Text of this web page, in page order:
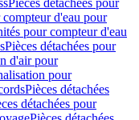
Pièces détachées pour
d'eau pour
pour compteur d'eau
Pièces détachées pour
d'air pour
pour
Pièces détachées
détachées pour